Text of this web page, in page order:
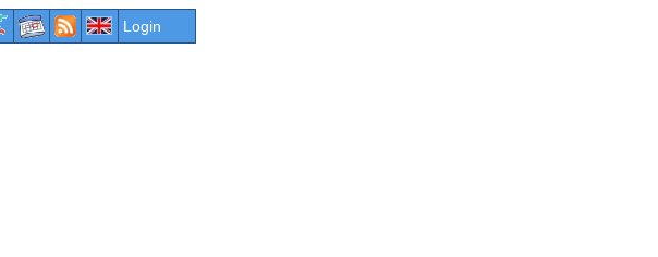
Login